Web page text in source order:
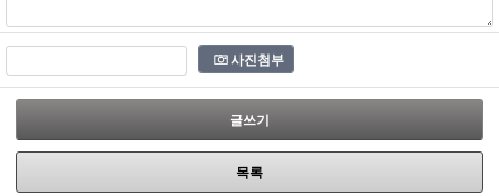
사진첨부
글쓰기
목록